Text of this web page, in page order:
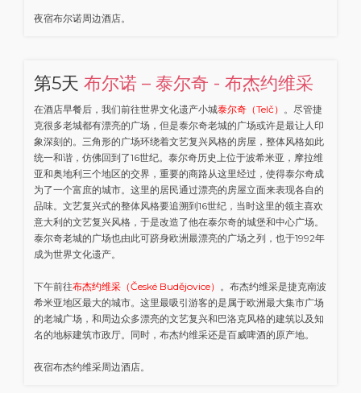
夜宿布尔诺周边酒店。
第5天 布尔诺 – 泰尔奇 - 布杰约维采
在酒店早餐后，我们前往世界文化遗产小城泰尔奇（Telč） 。尽管捷
克很多老城都有漂亮的广场，但是泰尔奇老城的广场或许是最让人印
象深刻的。三角形的广场环绕着文艺复兴风格的房屋，整体风格如此
统一和谐，仿佛回到了16世纪。泰尔奇历史上位于波希米亚，摩拉维
亚和奥地利三个地区的交界，重要的商路从这里经过，使得泰尔奇成
为了一个富庶的城市。这里的居民通过漂亮的房屋立面来表现各自的
品味。文艺复兴式的整体风格要追溯到16世纪，当时这里的领主喜欢
意大利的文艺复兴风格，于是改造了他在泰尔奇的城堡和中心广场。
泰尔奇老城的广场也由此可跻身欧洲最漂亮的广场之列，也于1992年
成为世界文化遗产。
下午前往布杰约维采（České Budějovice） 。布杰约维采是捷克南波
希米亚地区最大的城市。这里最吸引游客的是属于欧洲最大集市广场
的老城广场，和周边众多漂亮的文艺复兴和巴洛克风格的建筑以及知
名的地标建筑市政厅。同时，布杰约维采还是百威啤酒的原产地。
夜宿布杰约维采周边酒店。